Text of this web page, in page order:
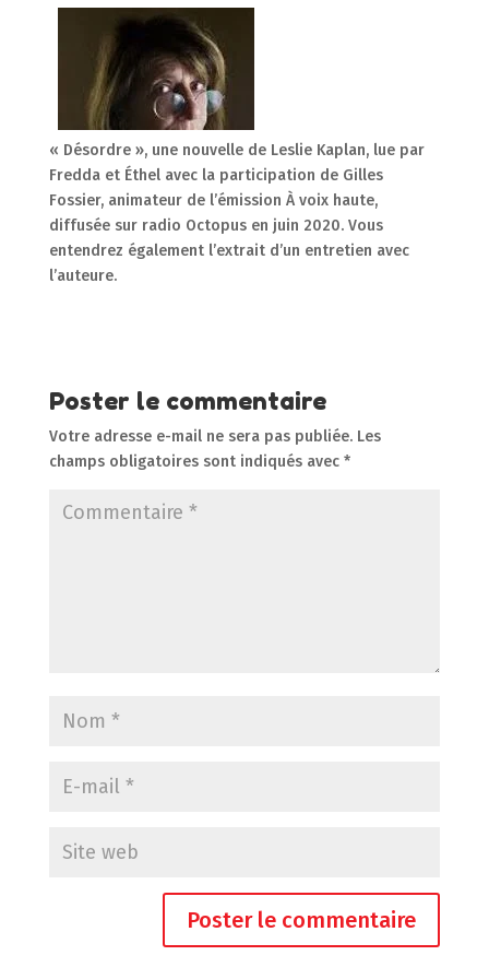
« Désordre », une nouvelle de Leslie Kaplan, lue par
Fredda et Éthel avec la participation de Gilles
Fossier, animateur de l’émission À voix haute,
diffusée sur radio Octopus en juin 2020. Vous
entendrez également l’extrait d’un entretien avec
l’auteure.
Poster le commentaire
Votre adresse e-mail ne sera pas publiée. Les
champs obligatoires sont indiqués avec *